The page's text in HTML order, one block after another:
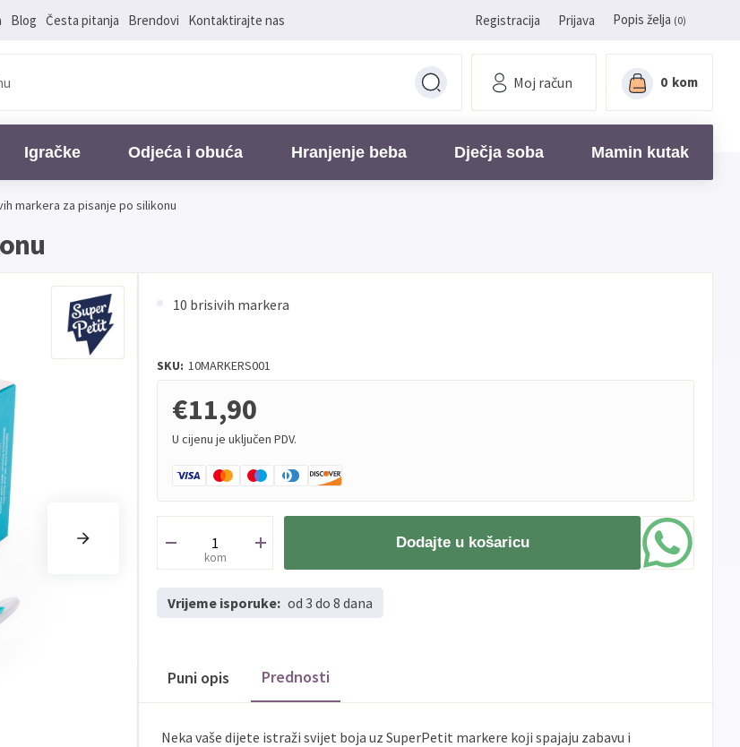
Blog Česta pitanja Brendovi Kontaktirajte nas Registracija Prijava Popis želja (0)
Moj račun 0 kom
Igračke Odjeća i obuća Hranjenje beba Dječja soba Mamin kutak
markera za pisanje po silikonu
10 brisivih markera
SKU: 10MARKERS001
€11,90
U cijenu je uključen PDV.
kom
Dodajte u košaricu
Vrijeme isporuke: od 3 do 8 dana
Puni opis Prednosti
Neka vaše dijete istraži svijet boja uz SuperPetit markere koji spajaju zabavu i